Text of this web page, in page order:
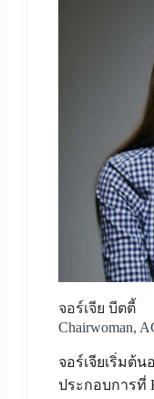
จอร์เจีย บีตตี้
Chairwoman,
จอร์เจียเริ่มต้
ประกอบการที่